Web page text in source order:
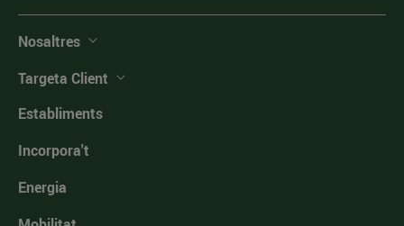
Nosaltres
Targeta Client
Establiments
Incorpora't
Energia